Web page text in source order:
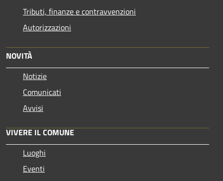
Tributi, finanze e contravvenzioni
Autorizzazioni
NOVITÀ
Notizie
Comunicati
Avvisi
VIVERE IL COMUNE
Luoghi
Eventi